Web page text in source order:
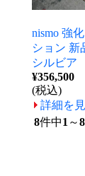
nismo 強
ション 新
シルビア
¥356,500
(税込)
詳細を
8件中1 ～8